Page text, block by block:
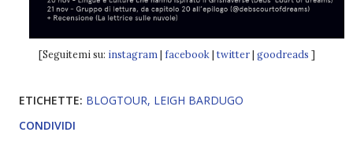
[Seguitemi su: instagram | facebook| twitter| goodreads ]
ETICHETTE: BLOGTOUR LEIGH BARDUGO
CONDIVIDI